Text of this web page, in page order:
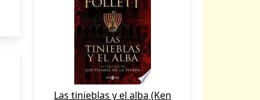
Las tinieblas y el alba (Ken